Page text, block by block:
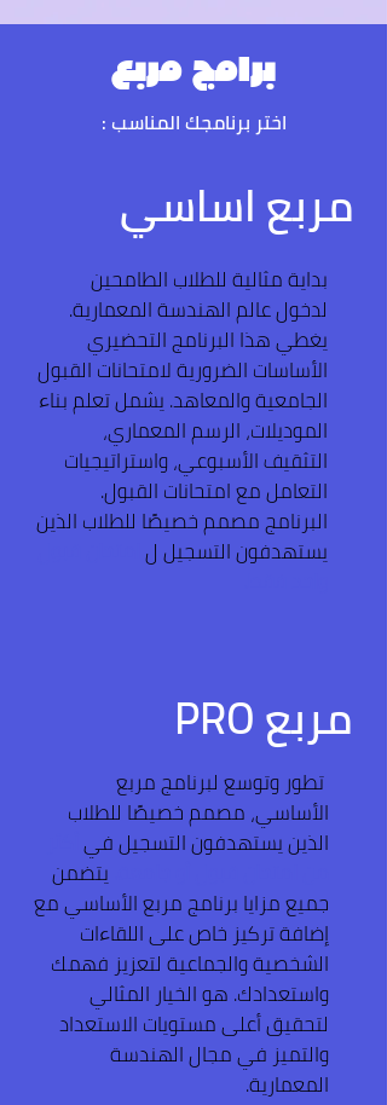
برامج مربع
اختر برنامجك المناسب :
بداية مثالية للطلاب الطامحين
لدخول عالم الهندسة المعمارية.
يغطي هذا البرنامج التحضيري
الأساسات الضرورية لامتحانات القبول
الجامعية والمعاهد. يشمل تعلم بناء
الموديلات، الرسم المعماري،
التثقيف الأسبوعي، واستراتيجيات
التعامل مع امتحانات القبول.
البرنامج مصمم خصيصًا للطلاب الذين
يستهدفون التسجيل ل
مربع اساسي
تطور وتوسع لبرنامج مربع
الأساسي، مصمم خصيصًا للطلاب
الذين يستهدفون التسجيل في
يتضمن
جميع مزايا برنامج مربع الأساسي مع
إضافة تركيز خاص على اللقاءات
الشخصية والجماعية لتعزيز فهمك
واستعدادك. هو الخيار المثالي
لتحقيق أعلى مستويات الاستعداد
والتميز في مجال الهندسة
المعمارية.
مربعPRO